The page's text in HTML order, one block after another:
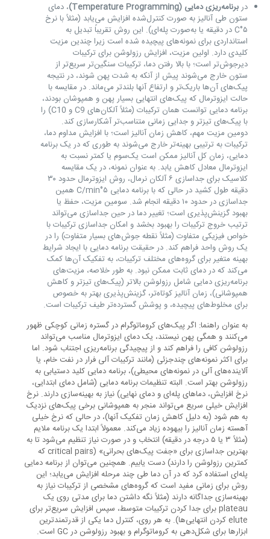
دربرنامه‌ریزی دمایی (Temperature Programming)
، دمای
ستون طی آنالیز به صورت کنترل‌شده افزایش می‌یابد (مثلاً با نرخ
۵°C در دقیقه یا به‌صورت پله‌ای). این روش تقریباً تبدیل به
استانداردی برای نمونه‌های پیچیده شده است زیرا چندین مزیت
کلیدی دارد. اولین مزیت، افزایش رزولوشن برای ترکیبات
دیرجوش‌تر است؛ با بالا رفتن دما، ترکیبات سنگین‌تر سریع‌تر از
ستون خارج می‌شوند پیش از آنکه به شدت پهن شوند، در نتیجه
پیک‌های آن‌ها باریک‌تر و ارتفاع آنها بلندتر می‌ماند. در مقایسه با
حالت ایزوترمال که پیک‌های انتهایی بسیار پهن و همپوشان بودند،
برنامه دمایی توانست همان ترکیبات (مثلاً آلکان‌های C9 و C10) را
با پیک‌های تیزتر و جدایی زمانی متناسب‌تر آشکارسازی کند.
دومین مزیت مهم، کاهش زمان آنالیز است؛ با افزایش مداوم دما،
ترکیبات به ترتیبی بهینه‌تر خارج می‌شوند به طوری که در یک برنامه
دمایی، زمان کل آنالیز ممکن است یک‌سوم یا کمتر نسبت به
ایزوترمال معادل کاهش یابد. به عنوان نمونه، در یک مقایسه
کلاسیک برای جداسازی ۶ آلکان نرمال، روش ایزوترمال حدود ۳۰
دقیقه طول کشید در حالی که با برنامه دمایی ۵°C/min همین
جداسازی در حدود ۱۰ دقیقه انجام شد. سومین مزیت، حفظ یا
بهبود گزینش‌پذیری است؛ تغییر دما در حین جداسازی می‌تواند
ترتیب خروج ترکیبات را بهبود بخشد و امکان جداسازی ترکیبات با
خواص فیزیکی متفاوت (مثلاً نقطه جوش‌های بسیار متفاوت) را در
یک روش واحد فراهم کند. در حقیقت برنامه دمایی با ایجاد شرایط
بهینه متغیر برای گروه‌های مختلف ترکیبات، به تفکیک آن‌ها کمک
می‌کند که در دمای ثابت ممکن نبود. به طور خلاصه، مزیت‌های
برنامه‌ریزی دمایی شامل رزولوشن بالاتر (پیک‌های تیزتر و کاهش
همپوشانی)، زمان آنالیز کوتاه‌تر، گزینش‌پذیری بهتر به خصوص
برای مخلوط‌های پیچیده، و پوشش گسترده‌تر طیف ترکیبات است.
به عنوان راهنما: اگر پیک‌های کروماتوگرام در گستره زمانی کوچکی ظهور
می‌کنند و همگی پهن نیستند، یک دمای ایزوترمال مناسب می‌تواند
رزولوشن کافی را فراهم کند و از پیچیدگی برنامه‌ریزی اجتناب شود. اما
برای اکثر نمونه‌های چندجزئی (مانند ترکیبات آلی فرار در نفت خام، یا
آلاینده‌های آلی در نمونه‌های محیطی)، برنامه دمایی کلید دستیابی به
رزولوشن بهتر است. البته تنظیمات برنامه دمایی (شامل دمای ابتدایی،
نرخ افزایش، دماهای پله‌ای و دمای نهایی) نیاز به بهینه‌سازی دارند. نرخ
افزایش خیلی سریع می‌تواند منجر به همپوشانی برخی پیک‌های نزدیک
به هم شود (به دلیل کاهش زمان تفکیک آنها)، در حالی که نرخ خیلی
آهسته زمان آنالیز را بیهوده زیاد می‌کند. معمولاً ابتدا یک برنامه ملایم
(مثلاً ۳ یا ۵ درجه در دقیقه) انتخاب و در صورت نیاز تنظیم می‌شود تا به
بهترین جداسازی برای «جفت پیک‌های بحرانی» (critical pairs که
کمترین رزولوشن را دارند) دست یابیم. همچنین می‌توان از برنامه دمایی
پله‌ای استفاده کرد که در آن دما طی چند مرحله افزایش می‌یابد؛ این
روش برای زمانی مفید است که گروه‌های مشخصی از ترکیبات نیاز به
بهینه‌سازی جداگانه دارند (مثلاً نگه داشتن دما برای مدتی روی یک
plateau برای جدا کردن ترکیبات متوسط، سپس افزایش سریع‌تر برای
elute کردن انتهایی‌ها). به هر روی، کنترل دما یکی از قدرتمندترین
ابزارها برای شکل‌دهی به کروماتوگرام و بهبود رزولوشن در GC است.